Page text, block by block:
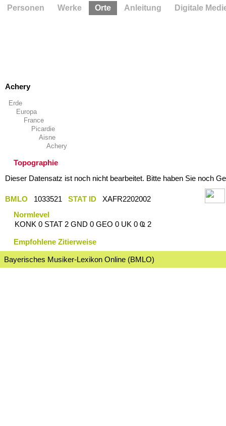
Achery
Erde
Europa
France
Picardie
Aisne
Achery
Topographie
Dieser Datensatz ist noch nicht bearbeitet. Bitte haben Sie noch
BMLO 1033521 STAT ID
XAFR2202002
Normlevel
KONK 0 STAT 2 GND 0 GEO 0 UK 0 Ҩ 2
Empfohlene Zitierweise
Bayerisches Musiker-Lexikon Online (BMLO)
Personen Werke Orte Anleitung Digitale